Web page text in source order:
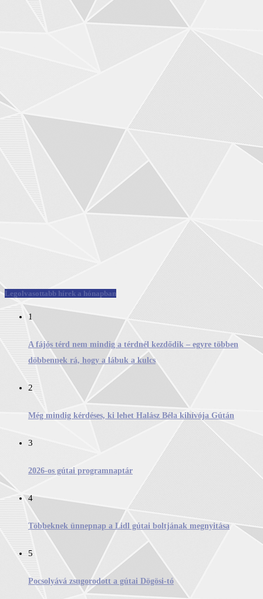
Legolvasottabb hírek a hónapban
1
A fájós térd nem mindig a térdnél kezdődik – egyre többen
döbbennek rá, hogy a lábuk a kulcs
2
Még mindig kérdéses, ki lehet Halász Béla kihívója Gútán
3
2026-os gútai programnaptár
4
Többeknek ünnepnap a Lidl gútai boltjának megnyitása
5
Pocsolyává zsugorodott a gútai Dögösi-tó